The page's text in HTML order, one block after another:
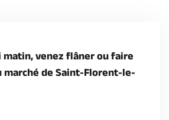
de tourisme Comment venir ? Ecrivez-nous
matin, venez flâner ou faire
marché de Saint-Florent-le-